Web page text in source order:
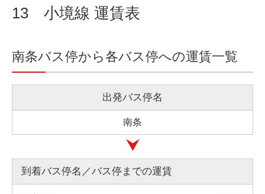
13 小境線 運賃表
南条バス停から各バス停への運賃一覧
出発バス停名
南条
到着バス停名／バス停までの運賃